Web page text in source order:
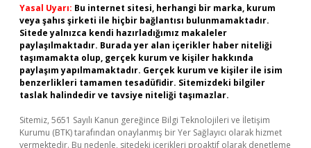
Yasal Uyarı: Bu internet sitesi, herhangi bir marka, kurum
veya şahıs şirketi ile hiçbir bağlantısı bulunmamaktadır.
Sitede yalnızca kendi hazırladığımız makaleler
paylaşılmaktadır. Burada yer alan içerikler haber niteliği
taşımamakta olup, gerçek kurum ve kişiler hakkında
paylaşım yapılmamaktadır. Gerçek kurum ve kişiler ile isim
benzerlikleri tamamen tesadüfidir. Sitemizdeki bilgiler
taslak halindedir ve tavsiye niteliği taşımazlar.
Sitemiz, 5651 Sayılı Kanun gereğince Bilgi Teknolojileri ve İletişim
Kurumu (BTK) tarafından onaylanmış bir Yer Sağlayıcı olarak hizmet
vermektedir. Bu nedenle, sitedeki içerikleri proaktif olarak denetleme